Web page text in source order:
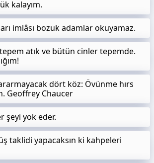
kalayım.
imlâsı bozuk adamlar okuyamaz.
atık ve bütün cinler tepemde.
dört köz: Övünme hırs
Geoffrey Chaucer
şeyi yok eder.
taklidi yapacaksın ki kahpeleri